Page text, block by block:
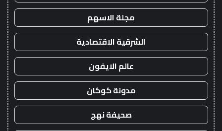
مجلة الاسهم
الشرقية الاقتصادية
عالم الايفون
مدونة كوكان
صحيفة نهج